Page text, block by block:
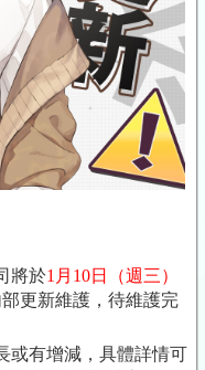
將於1月10日
（週三）
更新維護，待維護完
有增減，具體詳情可